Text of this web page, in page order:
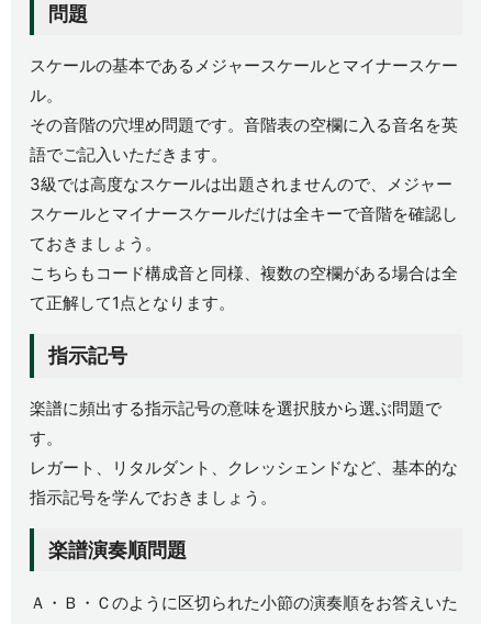
問題
スケールの基本であるメジャースケールとマイナースケー
ル。
その音階の穴埋め問題です。音階表の空欄に入る音名を英
語でご記入いただきます。
3級では高度なスケールは出題されませんので、メジャー
スケールとマイナースケールだけは全キーで音階を確認し
ておきましょう。
こちらもコード構成音と同様、複数の空欄がある場合は全
て正解して1点となります。
指示記号
楽譜に頻出する指示記号の意味を選択肢から選ぶ問題で
す。
レガート、リタルダント、クレッシェンドなど、基本的な
指示記号を学んでおきましょう。
楽譜演奏順問題
Ａ・Ｂ・Ｃのように区切られた小節の演奏順をお答えいた